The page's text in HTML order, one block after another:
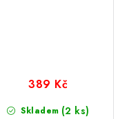
Skladem (2 ks)
389 Kč